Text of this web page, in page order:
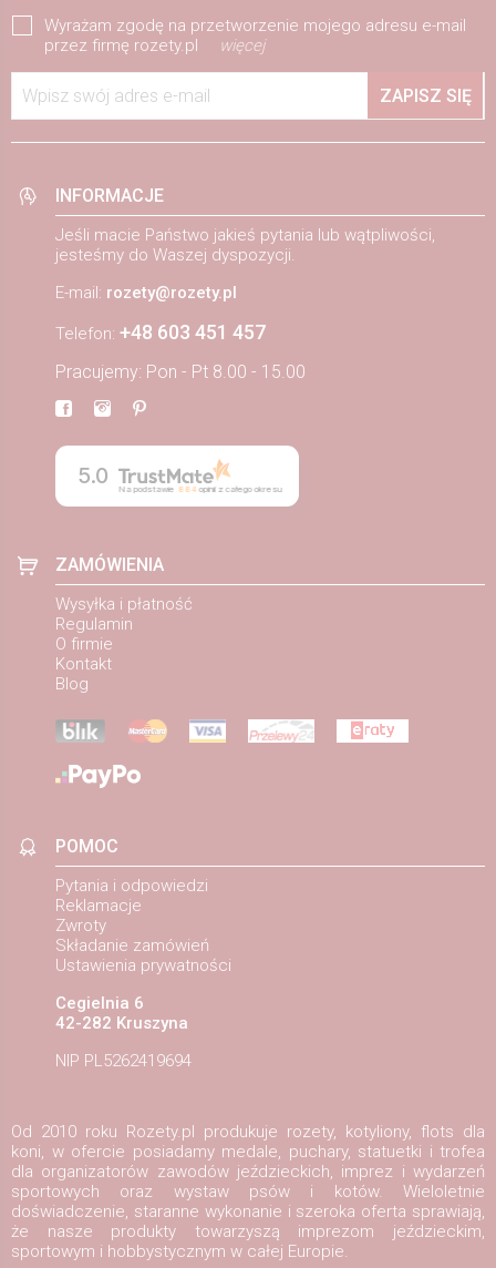
Wyrażam zgodę na przetworzenie mojego adresu e-mail
przez firmę rozety.pl
więcej
Wpisz swój adres e-mail ZAPISZ SIĘ
INFORMACJE
Jeśli macie Państwo jakieś pytania lub wątpliwości,
jesteśmy do Waszej dyspozycji.
E-mail: rozety@rozety.pl
Telefon: +48 603 451 457
Pracujemy: Pon - Pt 8.00 - 15.00
5.0
Na podstawie 884opinii z całego okresu
ZAMÓWIENIA
Wysyłka i płatność
Regulamin
O firmie
Kontakt
Blog
POMOC
Pytania i odpowiedzi
Reklamacje
Zwroty
Składanie zamówień
Ustawienia prywatności
Cegielnia 6
42-282 Kruszyna
NIP PL5262419694
Od 2010 roku Rozety.pl produkuje rozety, kotyliony, flots dla
koni, w ofercie posiadamy medale, puchary, statuetki i trofea
dla organizatorów zawodów jeździeckich, imprez i wydarzeń
sportowych oraz wystaw psów i kotów. Wieloletnie
doświadczenie, staranne wykonanie i szeroka oferta sprawiają,
że nasze produkty towarzyszą imprezom jeździeckim,
sportowym i hobbystycznym w całej Europie.